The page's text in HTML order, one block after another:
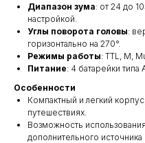
Диапазон зума: от 24 до
настройкой.
Углы поворота головы:
горизонтально на 270°.
Режимы работы: TTL, M,
Питание: 4 батарейки типа
Особенности
Компактный и легкий
путешествиях.
Возможность
дополнительного источника